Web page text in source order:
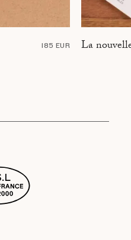
185 EUR La